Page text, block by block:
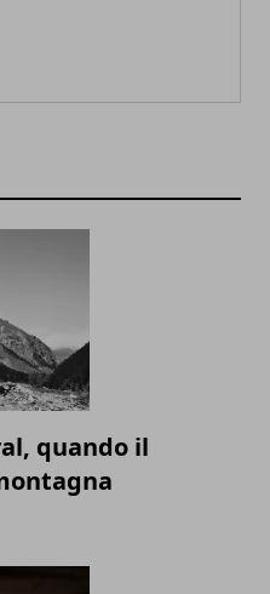
quando il